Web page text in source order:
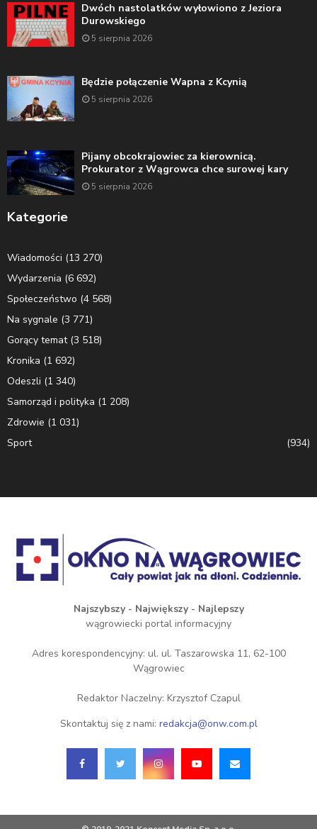
Dwóch nastolatków wyłowiono z Jeziora
Durowskiego
5 sierpnia 2026
Będzie połączenie Wapna z Kcynią
5 sierpnia 2026
Pijany obcokrajowiec za kierownicą.
Prokurator z Wągrowca chce surowej kary
5 sierpnia 2026
Kategorie
Wiadomości (13 270)
Wydarzenia (6 692)
Społeczeństwo (4 568)
Na sygnale (3 771)
Gorący temat(3 518)
Kronika (1 692)
Odeszli (1 340)
Samorząd i polityka (1 208)
Zdrowie (1 031)
Sport
(934)
Najszybszy - Największy - Najlepszy
wągrowiecki portal informacyjny
Adres korespondencyjny: ul. ul. Taszarowska 11, 62-100
Wągrowiec
Redaktor Naczelny: Krzysztof Czapul
Skontaktuj się z nami: redakcja@onw.com.pl